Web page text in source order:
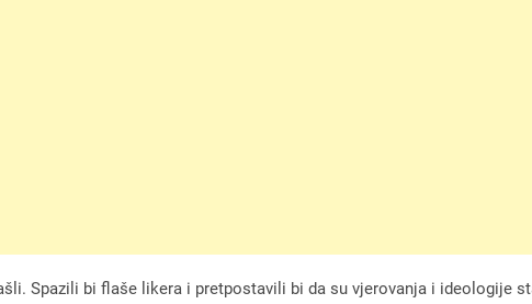
Spazili bi flaše likera i pretpostavili bi da su vjerovanja i ideologije